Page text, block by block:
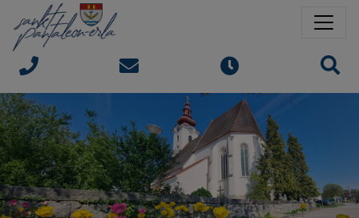
Sprungmarken
Springe direkt zu: